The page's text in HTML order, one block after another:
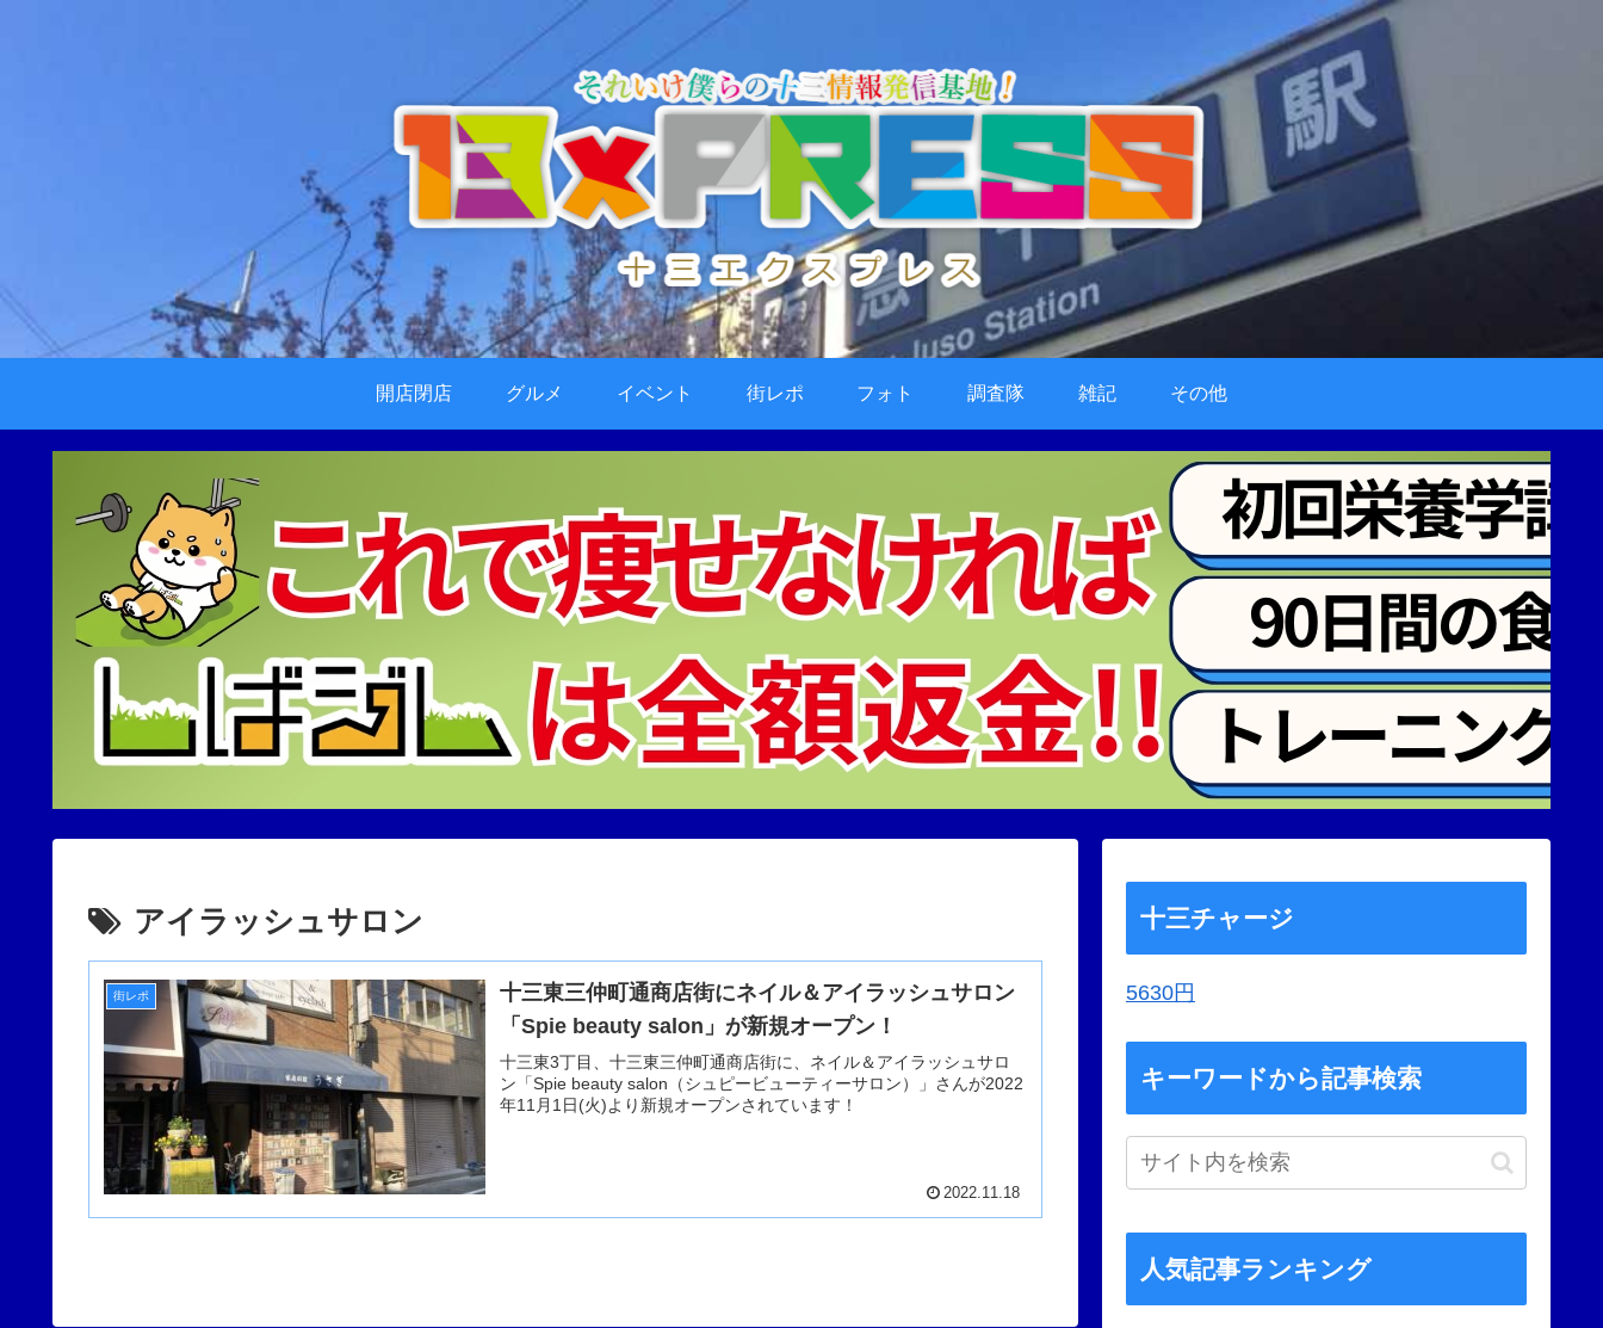
開店閉店 グルメ イベント 街レポ フォト 調査隊 雑記 その他
アイラッシュサロン
街レポ
十三東三仲町通商店街にネイル＆アイラッシュサロン
「Spie beauty salon」が新規オープン！
十三東3丁目、十三東三仲町通商店街に、ネイル＆アイラッシュサロ
ン「Spie beauty salon（シュピービューティーサロン）」さんが2022
年11月1日(火)より新規オープンされています！
2022.11.18
十三チャージ
5630円
キーワードから記事検索
人気記事ランキング